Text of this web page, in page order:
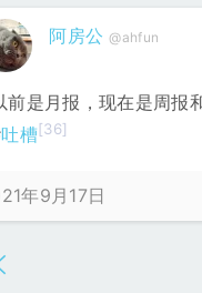
阿房公 @ahfun
前是月报，现在是周报
吐槽[36]
年9月17日